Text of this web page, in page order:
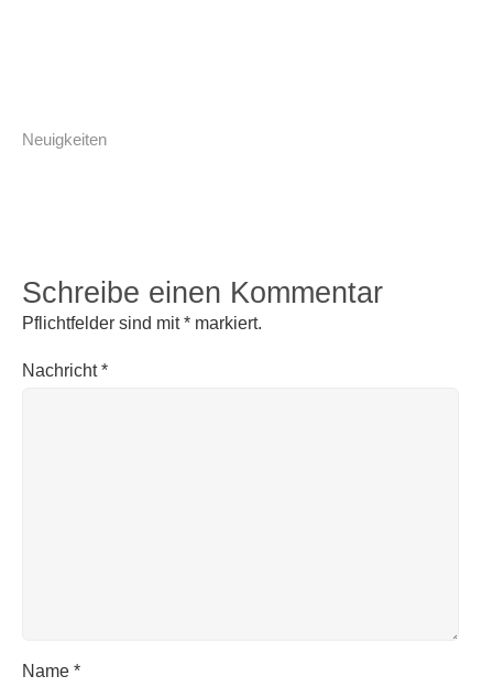
Neuigkeiten
Schreibe einen Kommentar
Pflichtfelder sind mit* markiert.
Nachricht*
Name *